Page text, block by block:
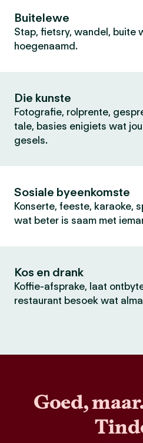
Buitelewe
Stap, fietsry, wandel, buite
hoegenaamd.
Die kunste
Fotografie, rolprente,
tale, basies enigiets wat
gesels.
Sosiale byeenkomste
Konserte, feeste, karaoke,
wat beter is saam met
Kos en drank
Koffie-afsprake, laat
restaurant besoek wat
Goed,